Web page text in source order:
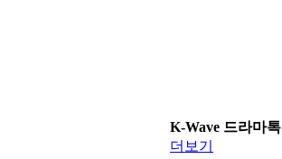
K-Wave 드라마톡
더보기